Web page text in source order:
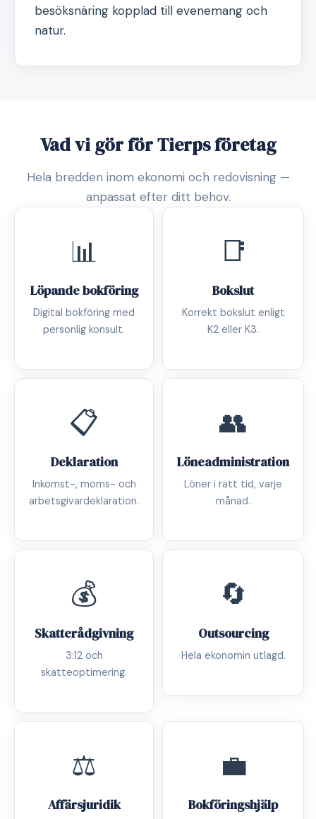
besöksnäring kopplad till evenemang och
natur.
Vad vi gör för Tierps företag
Hela bredden inom ekonomi och redovisning —
anpassat efter ditt behov.
📊
Löpande bokföring
Digital bokföring med
personlig konsult.
📑
Bokslut
Korrekt bokslut enligt
K2 eller K3.
📋
Deklaration
Inkomst-, moms- och
arbetsgivardeklaration.
👥
Löneadministration
Löner i rätt tid, varje
månad.
💰
Skatterådgivning
3:12 och
skatteoptimering.
🔄
Outsourcing
Hela ekonomin utlagd.
⚖️
Affärsjuridik
💼
Bokföringshjälp